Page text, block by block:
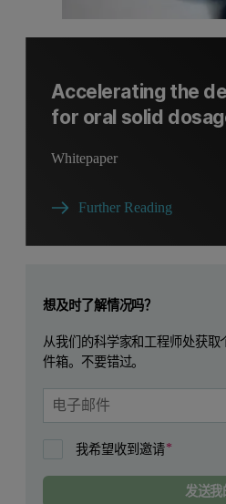
Accelerating the
for oral solid
Whitepaper
Further Reading
想及时了解情况吗？
从我们的科学家和工程师处获
件箱。不要错过。
我希望收到邀请
发送